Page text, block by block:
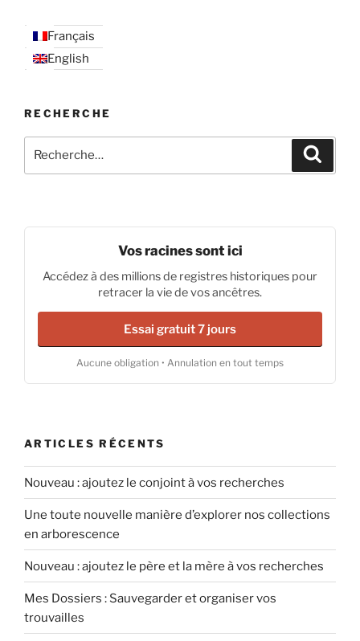
Français
English
RECHERCHE
pour
Vos racines sont ici
Accédez à des millions de registres historiques pour
retracer la vie de vos ancêtres.
Essai gratuit 7 jours
Aucune obligation • Annulation en tout temps
ARTICLES RÉCENTS
Nouveau : ajoutez le conjoint à vos recherches
Une toute nouvelle manière d’explorer nos collections
en arborescence
Nouveau : ajoutez le père et la mère à vos recherches
Mes Dossiers : Sauvegarder et organiser vos
trouvailles